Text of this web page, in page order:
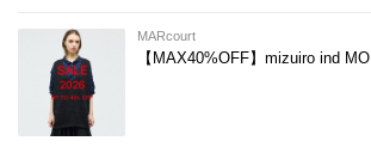
MARcourt
【MAX40%OFF】mizuiro ind